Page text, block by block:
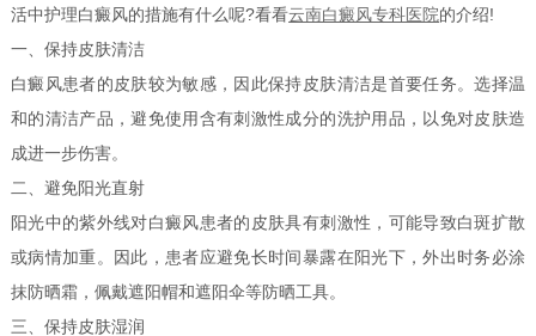
活中护理白癜风的措施有什么呢?看看云南白癜风专科医院的介绍!
一、保持皮肤清洁
白癜风患者的皮肤较为敏感，因此保持皮肤清洁是首要任务。选择温
和的清洁产品，避免使用含有刺激性成分的洗护用品，以免对皮肤造
成进一步伤害。
二、避免阳光直射
阳光中的紫外线对白癜风患者的皮肤具有刺激性，可能导致白斑扩散
或病情加重。因此，患者应避免长时间暴露在阳光下，外出时务必涂
抹防晒霜，佩戴遮阳帽和遮阳伞等防晒工具。
三、保持皮肤湿润